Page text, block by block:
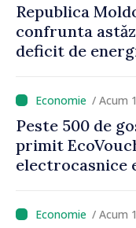
Republica
confrunta
deficit de
/ Acum
Peste 500 de
primit
electrocasnice
/ Acum